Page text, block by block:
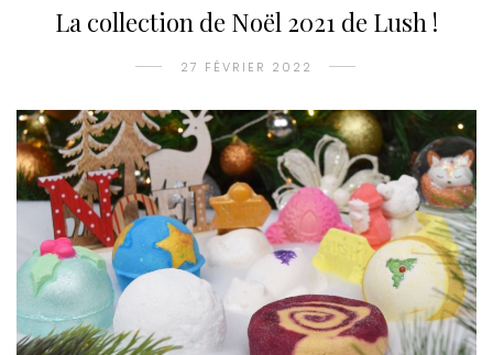
La collection de Noël 2021 de Lush !
27 FÉVRIER 2022